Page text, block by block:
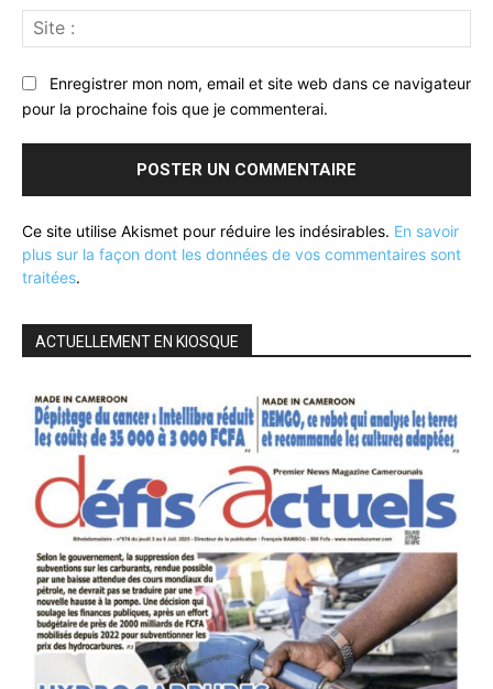
:
Enregistrer mon nom, email et site web dans ce navigateur
pour la prochaine fois que je commenterai.
Ce site utilise Akismet pour réduire les indésirables. En savoir
plus sur la façon dont les données de vos commentaires sont
traitées.
ACTUELLEMENT EN KIOSQUE